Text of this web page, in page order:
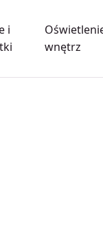
i
wnętrz